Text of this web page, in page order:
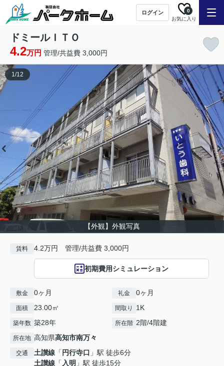
ログイン
お気に入り
0
ドミールＩＴＯ
4.2万円 管理/共益費 3,000円
【外観】外観写真
1/12
賃料 4.2万円 管理/共益費 3,000円
初期費用シミュレーション
敷金 0ヶ月 礼金 0ヶ月
面積 23.00㎡ 間取り 1K
築年数 築28年 所在階 2階/4階建
所在地 高知県高知市南万々
交通 土讃線 「 円行寺口 」駅 徒歩6分
土讃線 「入明 」駅 徒歩15分